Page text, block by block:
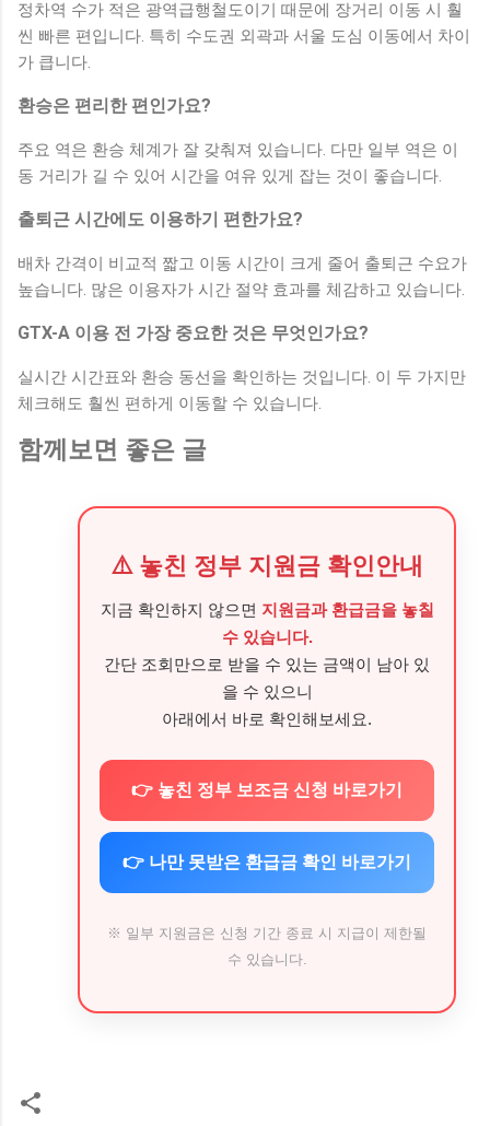
정차역 수가 적은 광역급행철도이기 때문에 장거리 이동 시 훨
씬 빠른 편입니다. 특히 수도권 외곽과 서울 도심 이동에서 차이
가 큽니다.
환승은 편리한 편인가요?
주요 역은 환승 체계가 잘 갖춰져 있습니다. 다만 일부 역은 이
동 거리가 길 수 있어 시간을 여유 있게 잡는 것이 좋습니다.
출퇴근 시간에도 이용하기 편한가요?
배차 간격이 비교적 짧고 이동 시간이 크게 줄어 출퇴근 수요가
높습니다. 많은 이용자가 시간 절약 효과를 체감하고 있습니다.
GTX-A 이용 전 가장 중요한 것은 무엇인가요?
실시간 시간표와 환승 동선을 확인하는 것입니다. 이 두 가지만
체크해도 훨씬 편하게 이동할 수 있습니다.
함께보면 좋은 글
⚠️ 놓친 정부 지원금 확인안내
지금 확인하지 않으면 지원금과 환급금을 놓칠
수 있습니다.
간단 조회만으로 받을 수 있는 금액이 남아 있
을 수 있으니
아래에서 바로 확인해보세요.
👉 놓친 정부 보조금 신청 바로가기
👉 나만 못받은 환급금 확인 바로가기
※ 일부 지원금은 신청 기간 종료 시 지급이 제한될
수 있습니다.